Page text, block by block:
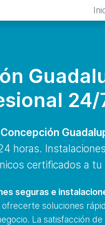
24/
horas.
certificados a tu
seguras e
soluciones
La satisfacción